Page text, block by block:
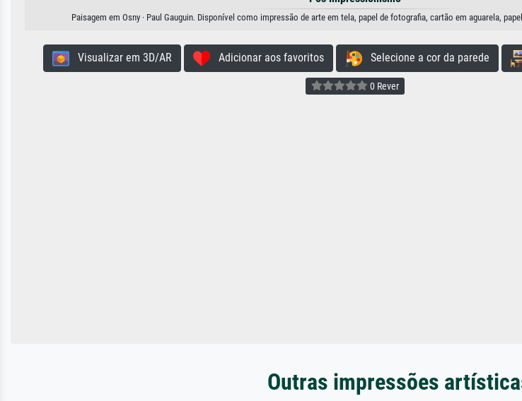
Paisagem em Osny · Paul Gauguin. Disponível como impressão de arte em tela, papel de fotografia, cartão em aguarela,
Visualizar em 3D/AR Adicionar aos favoritos Selecione a cor da parede
0 Rever
Outras impressões